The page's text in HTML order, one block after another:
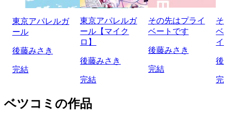
東京アパレルガ
ール
後藤みさき
完結
東京アパレルガ
ール【マイク
ロ】
後藤みさき
完結
その先はプライ
ベートです
後藤みさき
完結
そ
ベ
イ
後
完
ベツコミの作品